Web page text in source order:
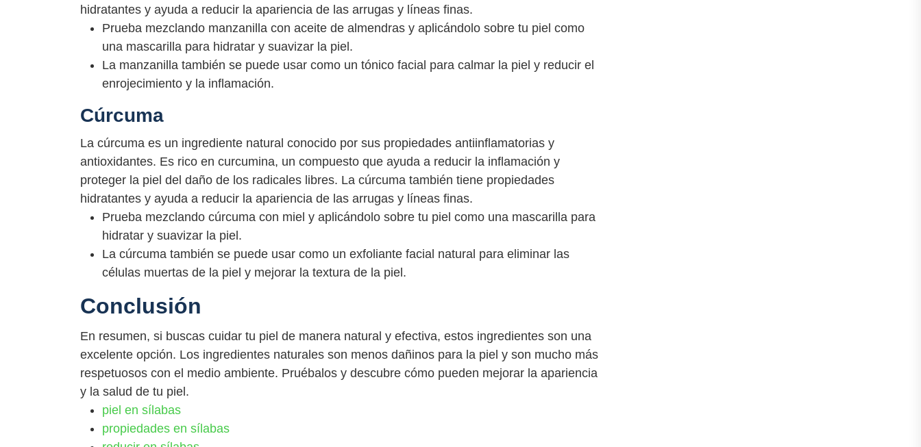
hidratantes y ayuda a reducir la apariencia de las arrugas y líneas finas.
Prueba mezclando manzanilla con aceite de almendras y aplicándolo sobre tu piel como
una mascarilla para hidratar y suavizar la piel.
La manzanilla también se puede usar como un tónico facial para calmar la piel y reducir el
enrojecimiento y la inflamación.
Cúrcuma
La cúrcuma es un ingrediente natural conocido por sus propiedades antiinflamatorias y
antioxidantes. Es rico en curcumina, un compuesto que ayuda a reducir la inflamación y
proteger la piel del daño de los radicales libres. La cúrcuma también tiene propiedades
hidratantes y ayuda a reducir la apariencia de las arrugas y líneas finas.
Prueba mezclando cúrcuma con miel y aplicándolo sobre tu piel como una mascarilla para
hidratar y suavizar la piel.
La cúrcuma también se puede usar como un exfoliante facial natural para eliminar las
células muertas de la piel y mejorar la textura de la piel.
Conclusión
En resumen, si buscas cuidar tu piel de manera natural y efectiva, estos ingredientes son una
excelente opción. Los ingredientes naturales son menos dañinos para la piel y son mucho más
respetuosos con el medio ambiente. Pruébalos y descubre cómo pueden mejorar la apariencia
y la salud de tu piel.
piel en sílabas
propiedades en sílabas